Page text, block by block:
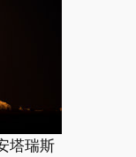
塔瑞斯